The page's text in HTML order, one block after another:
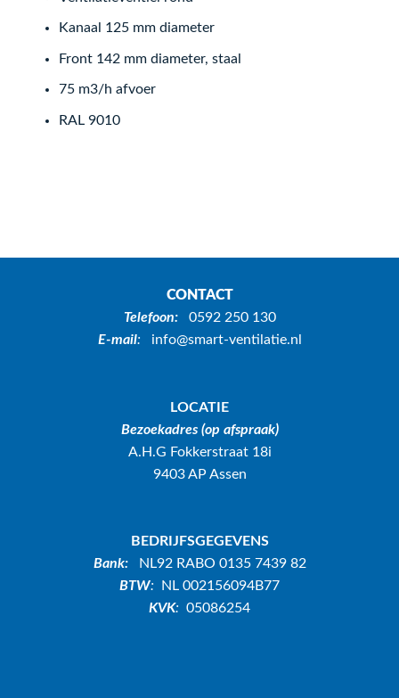
Kanaal 125 mm diameter
Front 142 mm diameter, staal
75 m3/h afvoer
RAL 9010
CONTACT
Telefoon:
0592 250 130
E-mail: info@smart-ventilatie.nl
LOCATIE
Bezoekadres (op afspraak)
A.H.G Fokkerstraat 18i
9403 AP Assen
BEDRIJFSGEGEVENS
Bank:
NL92 RABO 0135 7439 82
BTW:
NL 002156094B77
KVK: 05086254